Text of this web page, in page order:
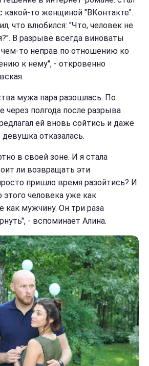
какой-то женщиной "ВКонтакте".
что влюбился: "Что, человек не
В разрыве всегда виноваты
то неправ по отношению ко
к нему", - откровенно
мужа пара разошлась. По
через полгода после разрыва
ей вновь сойтись и даже
отказалась.
в своей зоне. И я стала
ли возвращать эти
пришло время разойтись? И
человека уже как
как мужчину. Он три раза
- вспоминает Алина.